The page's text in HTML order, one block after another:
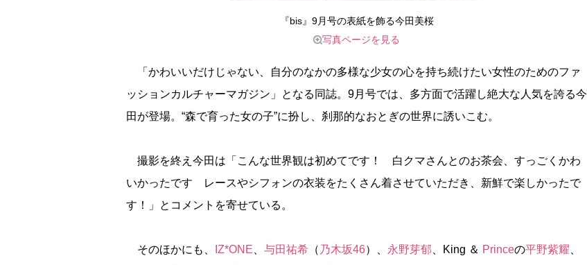
『bis』9月号の表紙を飾る今田美桜
写真ページを見る
「かわいいだけじゃない、自分のなかの多様な少女の心を持ち続けたい女性のためのファ
ッションカルチャーマガジン」となる同誌。9月号では、多方面で活躍し絶大な人気を誇る今
田が登場。“森で育った女の子”に扮し、刹那的なおとぎの世界に誘いこむ。
撮影を終え今田は「こんな世界観は初めてです！ 白クマさんとのお茶会、すっごくかわ
いかったです レースやシフォンの衣装をたくさん着させていただき、新鮮で楽しかったで
す！」とコメントを寄せている。
そのほかにも、 IZ*ONE 与田祐希 （ 乃木坂46）、 永野芽郁 、King ＆ Princeの平野紫耀